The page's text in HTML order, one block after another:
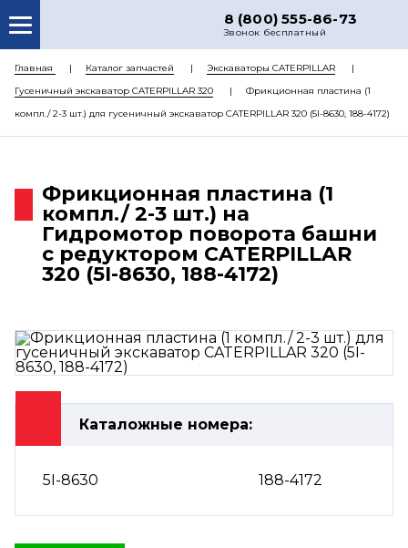
8 (800) 555-86-73
Звонок бесплатный
О НАС
КАТАЛОГ ЗАПЧАСТЕЙ
РЕМОНТ
ЦЕНЫ
КОНТАКТЫ
Главная Каталог запчастей
Экскаваторы CATERPILLAR
Гусеничный экскаватор CATERPILLAR 320
Фрикционная пластина (1
компл./ 2-3 шт.) для гусеничный экскаватор CATERPILLAR 320 (5I-8630, 188-4172)
Фрикционная пластина (1
компл./ 2-3 шт.) на
Гидромотор поворота башни
с редуктором CATERPILLAR
320 (5I-8630, 188-4172)
Каталожные номера:
5I-8630 188-4172